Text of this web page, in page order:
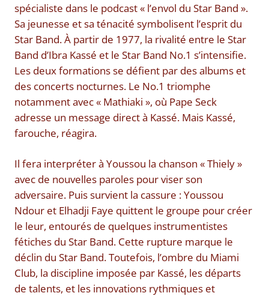
spécialiste dans le podcast « l’envol du Star Band ».
Sa jeunesse et sa ténacité symbolisent l’esprit du
Star Band. À partir de 1977, la rivalité entre le Star
Band d’Ibra Kassé et le Star Band No.1 s’intensifie.
Les deux formations se défient par des albums et
des concerts nocturnes. Le No.1 triomphe
notamment avec « Mathiaki », où Pape Seck
adresse un message direct à Kassé. Mais Kassé,
farouche, réagira.
Il fera interpréter à Youssou la chanson « Thiely »
avec de nouvelles paroles pour viser son
adversaire. Puis survient la cassure : Youssou
Ndour et Elhadji Faye quittent le groupe pour créer
le leur, entourés de quelques instrumentistes
fétiches du Star Band. Cette rupture marque le
déclin du Star Band. Toutefois, l’ombre du Miami
Club, la discipline imposée par Kassé, les départs
de talents, et les innovations rythmiques et